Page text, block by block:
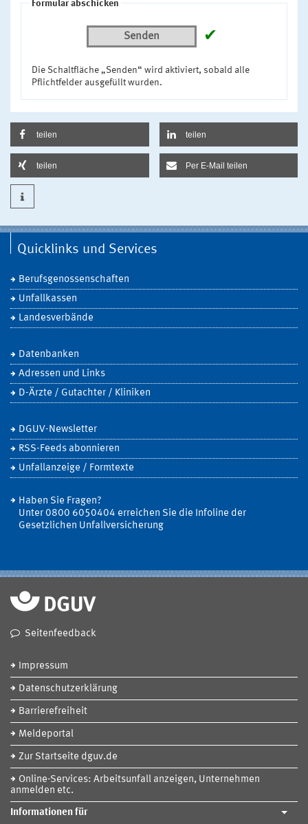
Formular abschicken
Senden ✔
Die Schaltfläche „Senden“ wird aktiviert, sobald alle
Pflichtfelder ausgefüllt wurden.
teilen teilen
teilen Per E-Mail teilen
Quicklinks und Services
Berufsgenossenschaften
Unfallkassen
Landesverbände
Datenbanken
Adressen und Links
D-Ärzte / Gutachter / Kliniken
DGUV-Newsletter
RSS-Feeds abonnieren
Unfallanzeige / Formtexte
Haben Sie Fragen?
Unter 0800 6050404 erreichen Sie die Infoline der
Gesetzlichen Unfallversicherung
Seitenfeedback
Impressum
Datenschutzerklärung
Barrierefreiheit
Meldeportal
Zur Startseite dguv.de
Online-Services: Arbeitsunfall anzeigen, Unternehmen
anmelden etc.
Informationen für